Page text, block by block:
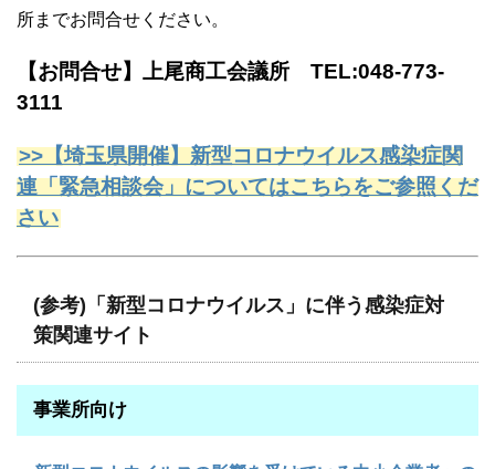
所までお問合せください。
【お問合せ】上尾商工会議所 TEL:048-773-
3111
>>【埼玉県開催】新型コロナウイルス感染症関
連「緊急相談会」についてはこちらをご参照くだ
さい
(参考)「新型コロナウイルス」に伴う感染症対
策関連サイト
事業所向け